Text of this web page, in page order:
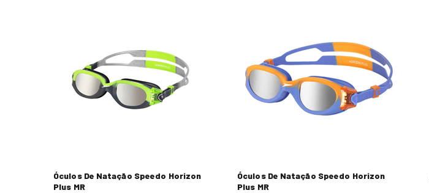
Óculos De Natação Speedo Horizon
Plus MR
Óculos De Natação Speedo Horizon
Plus MR